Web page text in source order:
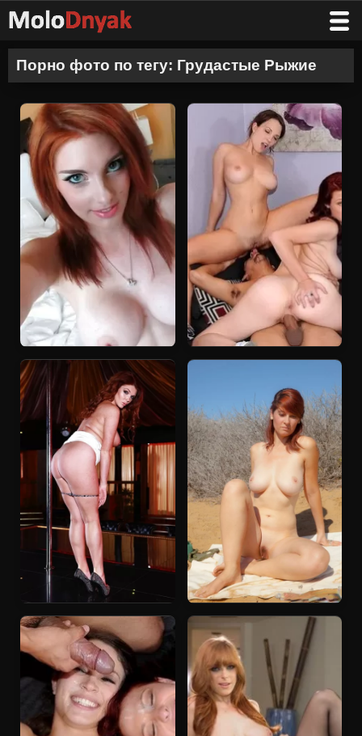
Порно фото по тегу: Грудастые Рыжие